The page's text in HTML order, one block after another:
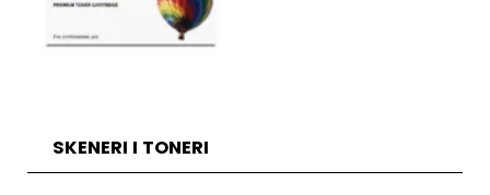
SKENERI I TONERI